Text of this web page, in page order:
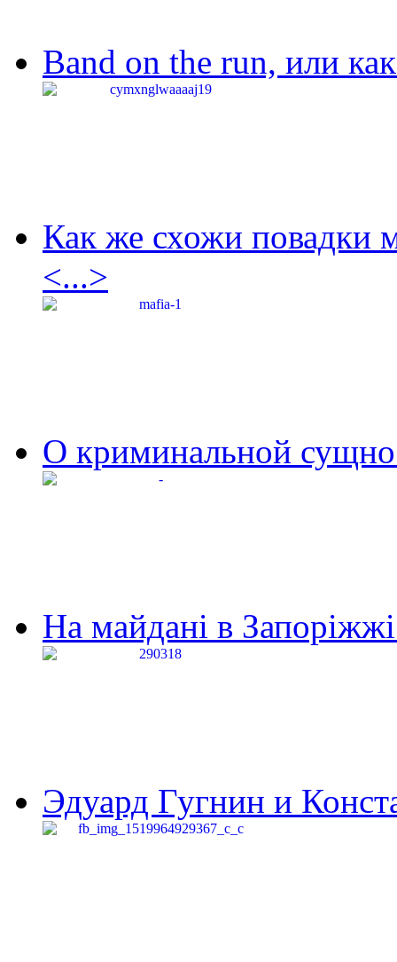
Band on the run, или
Как же схожи повадки
<...>
О криминальной
На майдані в
Эдуард Гугнин и